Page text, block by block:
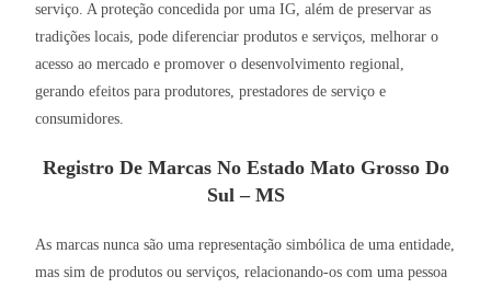
serviço. A proteção concedida por uma IG, além de preservar as
tradições locais, pode diferenciar produtos e serviços, melhorar o
acesso ao mercado e promover o desenvolvimento regional,
gerando efeitos para produtores, prestadores de serviço e
consumidores.
Registro De Marcas No Estado Mato Grosso Do
Sul – MS
As marcas nunca são uma representação simbólica de uma entidade,
mas sim de produtos ou serviços, relacionando-os com uma pessoa